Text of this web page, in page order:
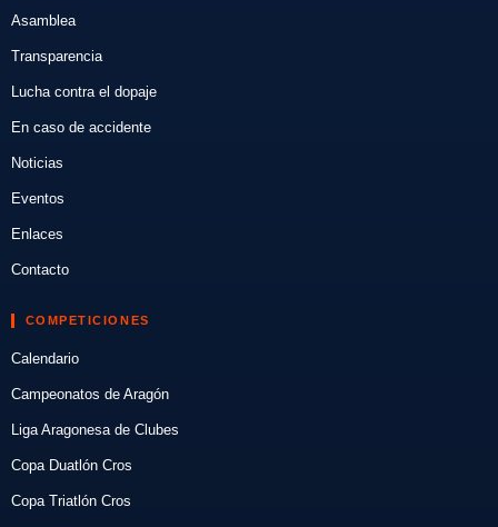
Asamblea
Transparencia
Lucha contra el dopaje
En caso de accidente
Noticias
Eventos
Enlaces
Contacto
COMPETICIONES
Calendario
Campeonatos de Aragón
Liga Aragonesa de Clubes
Copa Duatlón Cros
Copa Triatlón Cros